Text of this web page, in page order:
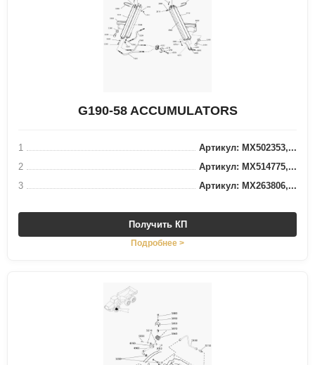
G190-58 ACCUMULATORS
1
Артикул: MX502353,...
2
Артикул: MX514775,...
3
Артикул: MX263806,...
Получить КП
Подробнее >